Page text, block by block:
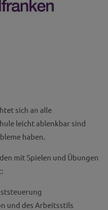
sich an alle
leicht ablenkbar sind
haben.
mit Spielen und Übungen
und des Arbeitsstils